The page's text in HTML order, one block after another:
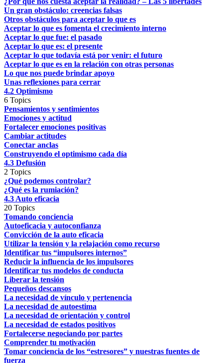
Un gran obstáculo: creencias falsas
Otros obstáculos para aceptar lo que es
Aceptar lo que es fomenta el crecimiento interno
Aceptar lo que fue: el pasado
Aceptar lo que es: el presente
Aceptar lo que todavía está por venir: el futuro
Aceptar lo que es en la relación con otras personas
Lo que nos puede brindar apoyo
Unas reflexiones para cerrar
4.2 Optimismo
6 Topics
Pensamientos y sentimientos
Emociones y actitud
Fortalecer emociones positivas
Cambiar actitudes
Conectar anclas
Construyendo el optimismo cada día
4.3 Defusión
2 Topics
¿Qué podemos controlar?
¿Qué es la rumiación?
4.3 Auto eficacia
20 Topics
Tomando conciencia
Autoeficacia y autoconfianza
Convicción de la auto eficacia
Utilizar la tensión y la relajación como recurso
Identificar tus “impulsores internos”
Reducir la influencia de los impulsores
Identificar tus modelos de conducta
Liberar la tensión
Pequeños descansos
La necesidad de vínculo y pertenencia
La necesidad de autoestima
La necesidad de orientación y control
La necesidad de estados positivos
Fortalecerse negociando por partes
Comprender tu motivación
Tomar conciencia de los “estresores” y nuestras fuentes de
fuerza